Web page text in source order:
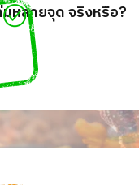
หลายจุด จริงหรือ?